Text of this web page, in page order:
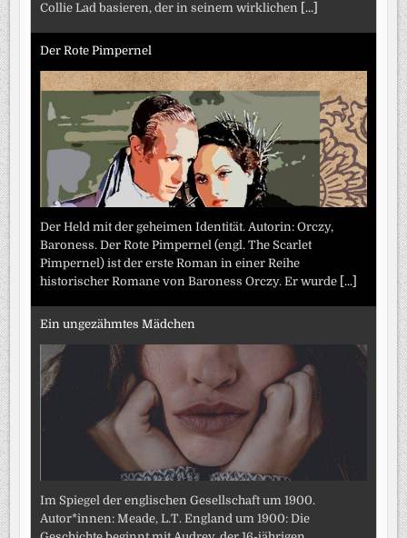
Collie Lad basieren, der in seinem wirklichen [...]
Der Rote Pimpernel
Der Held mit der geheimen Identität. Autorin: Orczy,
Baroness. Der Rote Pimpernel (engl. The Scarlet
Pimpernel) ist der erste Roman in einer Reihe
historischer Romane von Baroness Orczy. Er wurde [...]
Ein ungezähmtes Mädchen
Im Spiegel der englischen Gesellschaft um 1900.
Autor*innen: Meade, L.T. England um 1900: Die